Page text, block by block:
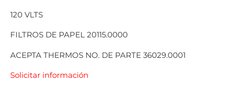
120 VLTS
FILTROS DE PAPEL 20115.0000
ACEPTA THERMOS NO. DE PARTE 36029.0001
Solicitar información